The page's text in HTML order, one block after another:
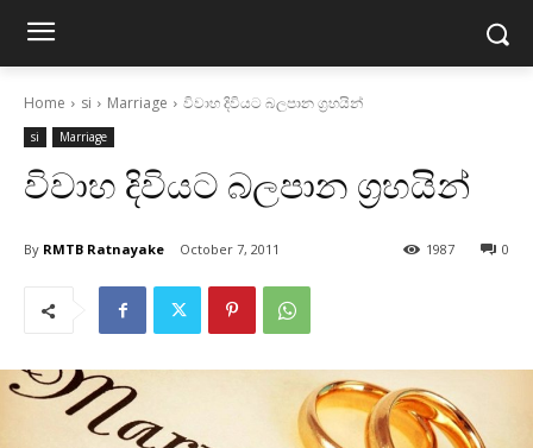
Home si Marriage විවාහ දිවියට බලපාන ග්‍රහයින්
si Marriage
විවාහ දිවියට බලපාන ග්‍රහයින්
By RMTB Ratnayake October 7, 2011 0
1987